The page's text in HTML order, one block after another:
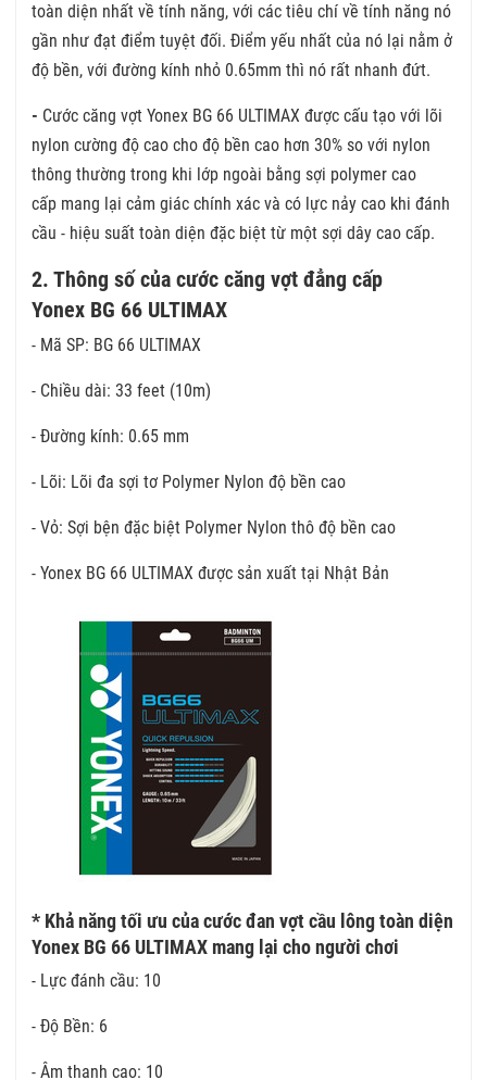
toàn diện nhất về tính năng, với các tiêu chí về tính năng nó
gần như đạt điểm tuyệt đối. Điểm yếu nhất của nó lại nằm ở
độ bền, với đường kính nhỏ 0.65mm thì nó rất nhanh đứt.
- Cước căng vợt Yonex BG 66 ULTIMAX được cấu tạo với lõi
nylon cường độ cao cho độ bền cao hơn 30% so với nylon
thông thường trong khi lớp ngoài bằng sợi polymer cao
cấp mang lại cảm giác chính xác và có lực nảy cao khi đánh
cầu - hiệu suất toàn diện đặc biệt từ một sợi dây cao cấp.
2. Thông số của cước căng vợt đẳng cấp
Yonex BG 66 ULTIMAX
- Mã SP: BG 66 ULTIMAX
- Chiều dài: 33 feet (10m)
- Đường kính: 0.65 mm
- Lõi: Lõi đa sợi tơ Polymer Nylon độ bền cao
- Vỏ: Sợi bện đặc biệt Polymer Nylon thô độ bền cao
- Yonex BG 66 ULTIMAX được sản xuất tại Nhật Bản
* Khả năng tối ưu của cước đan vợt cầu lông toàn diện
Yonex BG 66 ULTIMAX mang lại cho người chơi
- Lực đánh cầu: 10
- Độ Bền: 6
- Âm thanh cao: 10